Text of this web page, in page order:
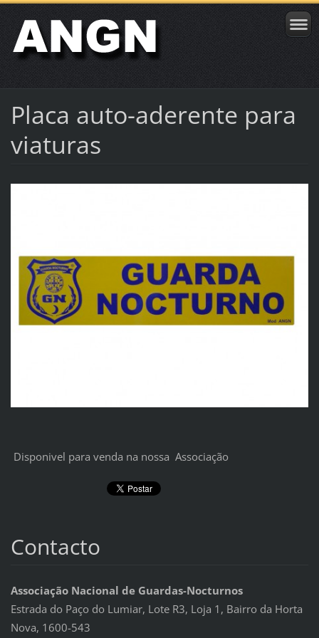
Placa auto-aderente para
viaturas
Disponivel para venda na nossa Associação
Contacto
Associação Nacional de Guardas-Nocturnos
Estrada do Paço do Lumiar, Lote R3, Loja 1, Bairro da Horta
Nova, 1600-543